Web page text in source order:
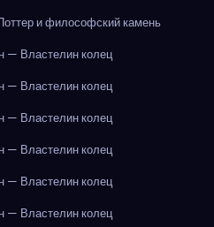
и философский камень
— Властелин колец
— Властелин колец
— Властелин колец
— Властелин колец
— Властелин колец
— Властелин колец